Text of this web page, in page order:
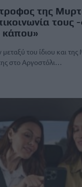
της
τους
του ίδιου και
στο Αργοστόλι…